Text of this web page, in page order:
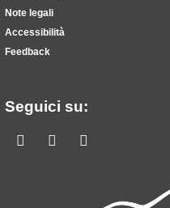
Note legali
Accessibilità
Feedback
Seguici su:
Facebook
Youtube